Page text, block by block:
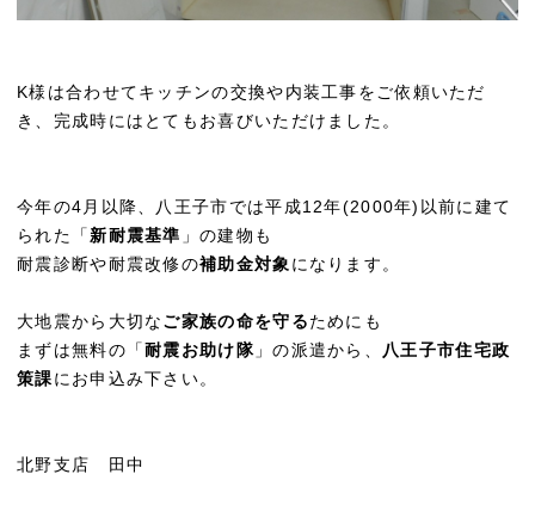
K様は合わせてキッチンの交換や内装工事をご依頼いただ
き、完成時にはとてもお喜びいただけました。
今年の4月以降、八王子市では平成12年(2000年)以前に建て
られた「新耐震基準 」の建物も
耐震診断や耐震改修の補助金対象 になります。
大地震から大切なご家族の命を守るためにも
まずは無料の「耐震お助け隊」の派遣から、
八王子市住宅政
策課にお申込み下さい。
北野支店 田中